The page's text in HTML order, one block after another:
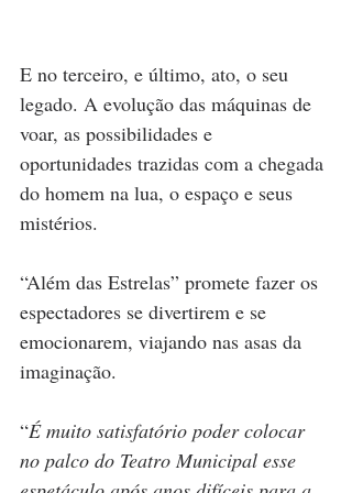
E no terceiro, e último, ato, o seu
legado. A evolução das máquinas de
voar, as possibilidades e
oportunidades trazidas com a chegada
do homem na lua, o espaço e seus
mistérios.
“Além das Estrelas” promete fazer os
espectadores se divertirem e se
emocionarem, viajando nas asas da
imaginação.
“É muito satisfatório poder colocar
no palco do Teatro Municipal esse